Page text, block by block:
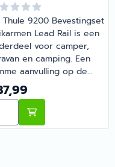
Lead Rail LH+RH
Thule 9200 Bevestingset
Lead Rail is een
voor camper,
en camping. Een
aanvulling op de
van je camper of
Bij Barsema
specialist in
en
advies.
37,99
kiezen voor Thule